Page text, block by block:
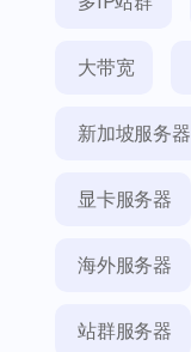
大带宽
新加坡服务器
显卡服务器
海外服务器
站群服务器